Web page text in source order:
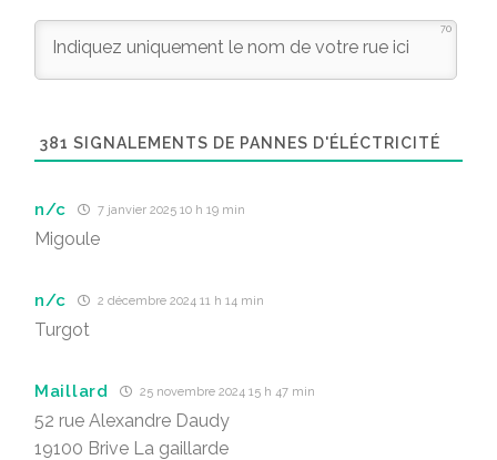
70
381 SIGNALEMENTS DE PANNES D'ÉLÉCTRICITÉ
n/c 7 janvier 2025 10 h 19 min
Migoule
n/c 2 décembre 2024 11 h 14 min
Turgot
Maillard 25 novembre 2024 15 h 47 min
52 rue Alexandre Daudy
19100 Brive La gaillarde